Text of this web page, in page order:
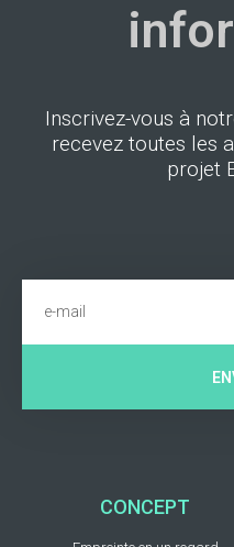
Inscrivez-vous à
recevez toutes les
projet
CONCEPT